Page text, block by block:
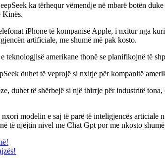
ka tërhequr vëmendje në mbarë botën
Kinës.
iPhone të kompanisë Apple, i nxitur nga
artificiale, me shumë më pak kosto.
teknologjisë amerikane thonë se planifikojnë të
duhet të veprojë si nxitje për kompanitë
duhet të shërbejë si një thirrje për industritë
modelin e saj të parë të inteligjencës
të njëjtin nivel me Chat Gpt por me nkosto